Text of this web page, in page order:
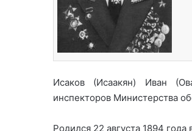
Исаков (Исаакян) Иван
инспекторов Министерства
Родился 22 августа 1894